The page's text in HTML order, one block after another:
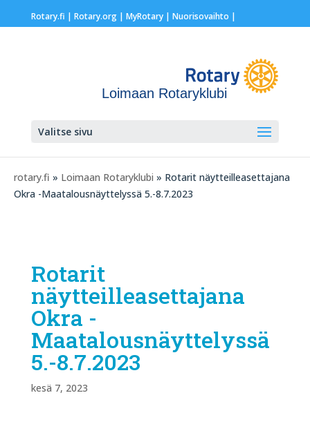
Rotary.fi | Rotary.org| MyRotary | Nuorisovaihto |
Loimaan Rotaryklubi
Valitse sivu
rotary.fi » Loimaan Rotaryklubi » Rotarit näytteilleasettajana
Okra -Maatalousnäyttelyssä 5.-8.7.2023
Rotarit
näytteilleasettajana
Okra -
Maatalousnäyttelyssä
5.-8.7.2023
kesä 7, 2023